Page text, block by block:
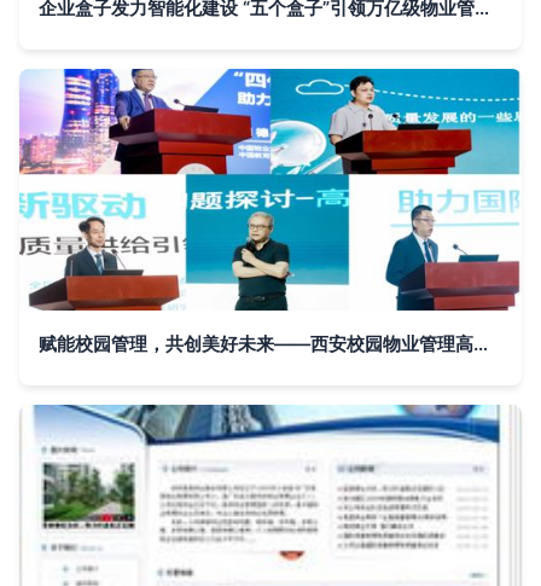
企业盒子发力智能化建设 “五个盒子”引领万亿级物业管理市场新风口
赋能校园管理，共创美好未来——西安校园物业管理高质量发展公益大讲堂在我校开讲